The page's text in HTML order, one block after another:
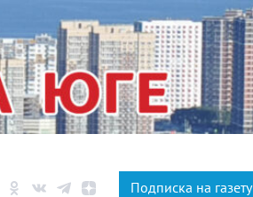
Подписка на газету